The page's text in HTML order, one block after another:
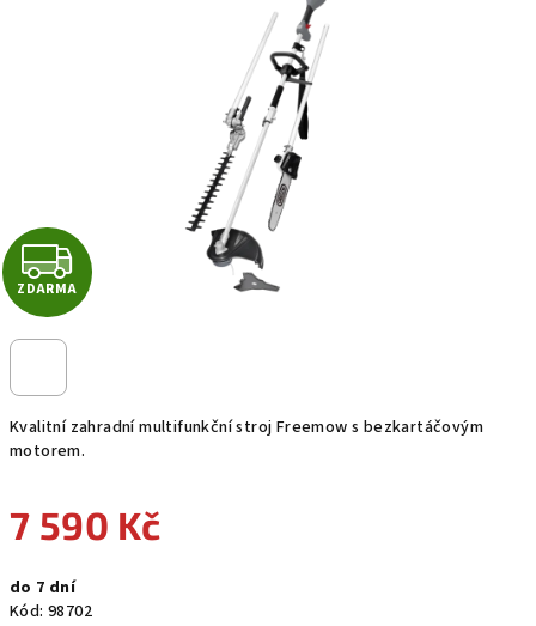
Kvalitní zahradní multifunkční stroj Freemow s bezkartáčovým
motorem.
7 590 Kč
cena:
do 7 dní
Kód: 98702
Z
D
R
M
A
ZDARMA